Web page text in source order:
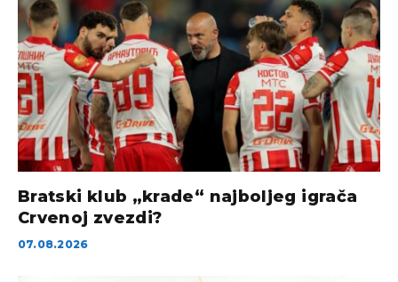
Bratski klub „krade“ najboljeg igrača
Crvenoj zvezdi?
07.08.2026